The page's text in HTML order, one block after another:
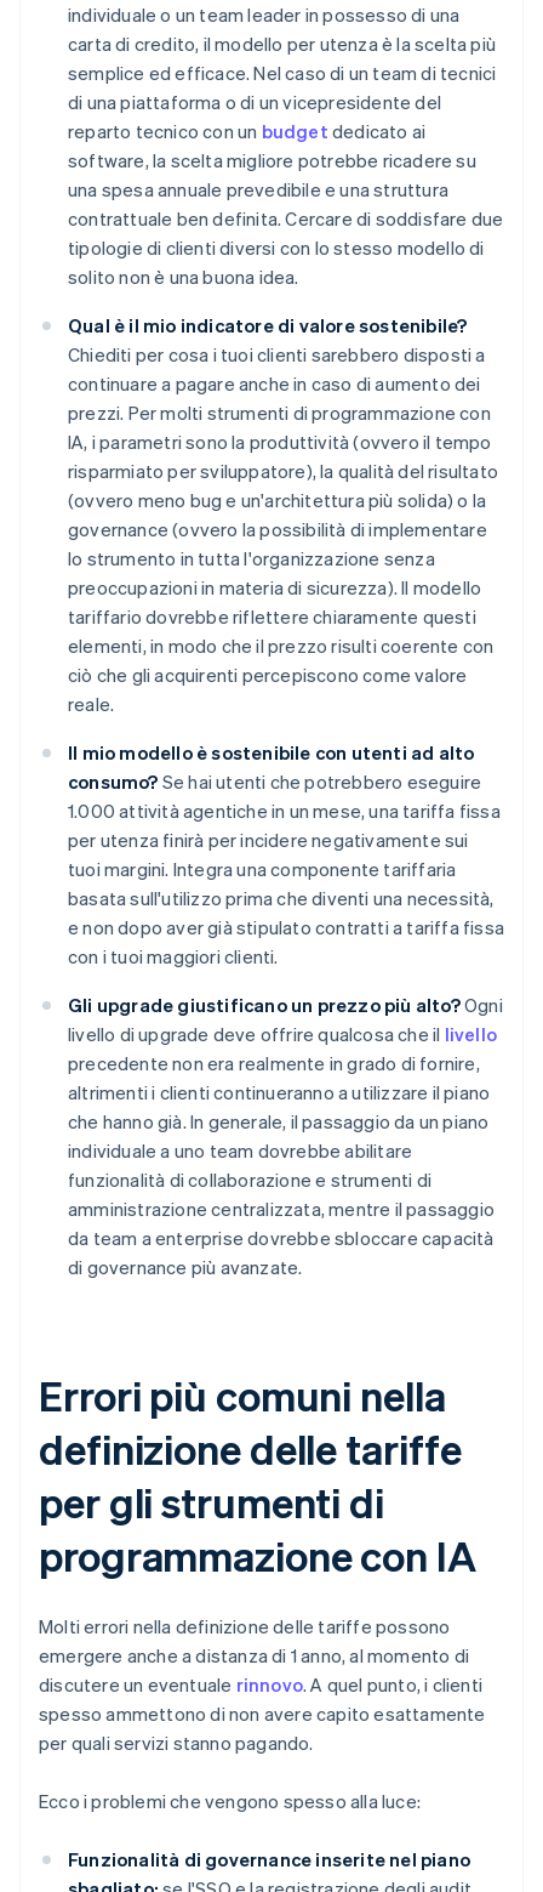
individuale o un team leader in possesso di una
carta di credito, il modello per utenza è la scelta più
semplice ed efficace. Nel caso di un team di tecnici
di una piattaforma o di un vicepresidente del
reparto tecnico con un budget dedicato ai
software, la scelta migliore potrebbe ricadere su
una spesa annuale prevedibile e una struttura
contrattuale ben definita. Cercare di soddisfare due
tipologie di clienti diversi con lo stesso modello di
solito non è una buona idea.
Qual è il mio indicatore di valore sostenibile?
Chiediti per cosa i tuoi clienti sarebbero disposti a
continuare a pagare anche in caso di aumento dei
prezzi. Per molti strumenti di programmazione con
IA, i parametri sono la produttività (ovvero il tempo
risparmiato per sviluppatore), la qualità del risultato
(ovvero meno bug e un'architettura più solida) o la
governance (ovvero la possibilità di implementare
lo strumento in tutta l'organizzazione senza
preoccupazioni in materia di sicurezza). Il modello
tariffario dovrebbe riflettere chiaramente questi
elementi, in modo che il prezzo risulti coerente con
ciò che gli acquirenti percepiscono come valore
reale.
Il mio modello è sostenibile con utenti ad alto
consumo? Se hai utenti che potrebbero eseguire
1.000 attività agentiche in un mese, una tariffa fissa
per utenza finirà per incidere negativamente sui
tuoi margini. Integra una componente tariffaria
basata sull'utilizzo prima che diventi una necessità,
e non dopo aver già stipulato contratti a tariffa fissa
con i tuoi maggiori clienti.
Gli upgrade giustificano un prezzo più alto?Ogni
livello di upgrade deve offrire qualcosa che il livello
precedente non era realmente in grado di fornire,
altrimenti i clienti continueranno a utilizzare il piano
che hanno già. In generale, il passaggio da un piano
individuale a uno team dovrebbe abilitare
funzionalità di collaborazione e strumenti di
amministrazione centralizzata, mentre il passaggio
da team a enterprise dovrebbe sbloccare capacità
di governance più avanzate.
Errori più comuni nella
definizione delle tariffe
per gli strumenti di
programmazione con IA
Molti errori nella definizione delle tariffe possono
emergere anche a distanza di 1 anno, al momento di
discutere un eventuale rinnovo. A quel punto, i clienti
spesso ammettono di non avere capito esattamente
per quali servizi stanno pagando.
Ecco i problemi che vengono spesso alla luce:
Funzionalità di governance inserite nel piano